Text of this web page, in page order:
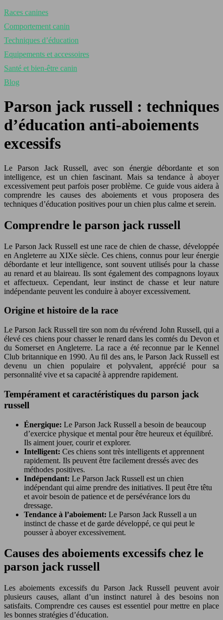
Races canines
Comportement canin
Techniques d’éducation
Equipements et accessoires
Santé et bien-être canin
Blog
Parson jack russell : techniques
d’éducation anti-aboiements
excessifs
Le Parson Jack Russell, avec son énergie débordante et son
intelligence, est un chien fascinant. Mais sa tendance à aboyer
excessivement peut parfois poser problème. Ce guide vous aidera à
comprendre les causes des aboiements et vous proposera des
techniques d’éducation positives pour un chien plus calme et serein.
Comprendre le parson jack russell
Le Parson Jack Russell est une race de chien de chasse, développée
en Angleterre au XIXe siècle. Ces chiens, connus pour leur énergie
débordante et leur intelligence, sont souvent utilisés pour la chasse
au renard et au blaireau. Ils sont également des compagnons loyaux
et affectueux. Cependant, leur instinct de chasse et leur nature
indépendante peuvent les conduire à aboyer excessivement.
Origine et histoire de la race
Le Parson Jack Russell tire son nom du révérend John Russell, qui a
élevé ces chiens pour chasser le renard dans les comtés du Devon et
du Somerset en Angleterre. La race a été reconnue par le Kennel
Club britannique en 1990. Au fil des ans, le Parson Jack Russell est
devenu un chien populaire et polyvalent, apprécié pour sa
personnalité vive et sa capacité à apprendre rapidement.
Tempérament et caractéristiques du parson jack
russell
Énergique: Le Parson Jack Russell a besoin de beaucoup
d’exercice physique et mental pour être heureux et équilibré.
Ils aiment jouer, courir et explorer.
Intelligent: Ces chiens sont très intelligents et apprennent
rapidement. Ils peuvent être facilement dressés avec des
méthodes positives.
Indépendant: Le Parson Jack Russell est un chien
indépendant qui aime prendre des initiatives. Il peut être têtu
et avoir besoin de patience et de persévérance lors du
dressage.
Tendance à l’aboiement: Le Parson Jack Russell a un
instinct de chasse et de garde développé, ce qui peut le
pousser à aboyer excessivement.
Causes des aboiements excessifs chez le
parson jack russell
Les aboiements excessifs du Parson Jack Russell peuvent avoir
plusieurs causes, allant d’un instinct naturel à des besoins non
satisfaits. Comprendre ces causes est essentiel pour mettre en place
les bonnes stratégies d’éducation.